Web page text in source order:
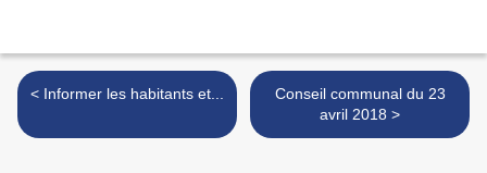
< Informer les habitants et...
Conseil communal du 23
avril 2018 >